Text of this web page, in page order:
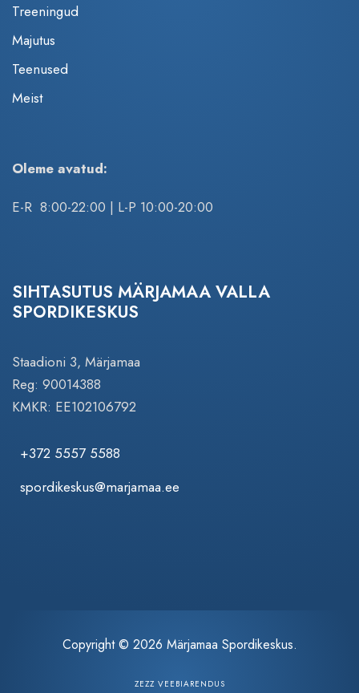
Treeningud
Majutus
Teenused
Meist
Oleme avatud:
E-R 8:00-22:00 | L-P 10:00-20:00
SIHTASUTUS MÄRJAMAA VALLA
SPORDIKESKUS
Staadioni 3, Märjamaa
Reg: 90014388
KMKR: EE102106792
+372 5557 5588
spordikeskus@marjamaa.ee
Copyright © 2026 Märjamaa Spordikeskus.
ZEZZ VEEBIARENDUS